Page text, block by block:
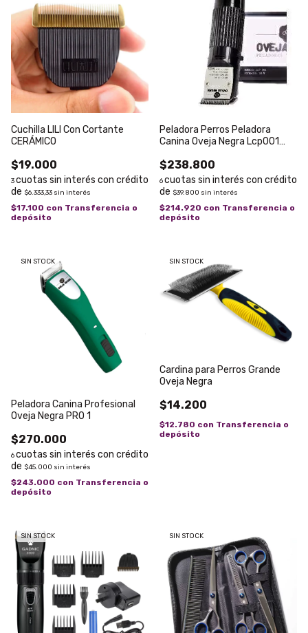
Cuchilla LILI Con Cortante
CERÁMICO
$19.000
3
$6.333,33 sin interés
$17.100 con Transferencia o
depósito
Peladora Perros Peladora
Canina Oveja Negra Lcp001
$238.800
6
$39.800 sin interés
$214.920 con Transferencia o
depósito
SIN STOCK
Peladora Canina Profesional
Oveja Negra PRO 1
$270.000
6
$45.000 sin interés
$243.000 con Transferencia o
depósito
SIN STOCK
Cardina para Perros Grande
Oveja Negra
$14.200
$12.780 con Transferencia o
depósito
SIN STOCK SIN STOCK